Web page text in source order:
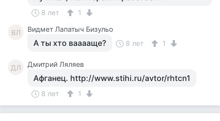
8 лет 1
ВЛ Видмет Лапатыч Бизульо
А ты хто вааааще? 8 лет 1
ДЛ Дмитрий Ляляев
Афганец. http://www.stihi.ru/avtor/rhtcn1
8 лет 1